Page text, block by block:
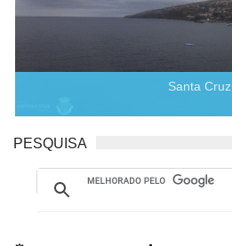
Santa Cruz
PESQUISA